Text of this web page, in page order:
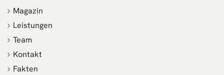
Magazin
Leistungen
Team
Kontakt
Fakten